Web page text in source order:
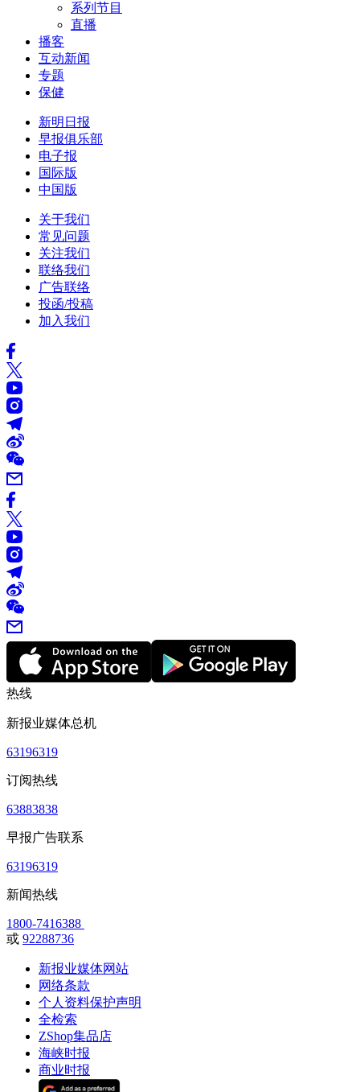
系列节目
直播
播客
互动新闻
专题
保健
新明日报
早报俱乐部
电子报
国际版
中国版
关于我们
常见问题
关注我们
联络我们
广告联络
投函/投稿
加入我们
热线
新报业媒体总机
63196319
订阅热线
63883838
早报广告联系
63196319
新闻热线
1800-7416388
或 92288736
新报业媒体网站
网络条款
个人资料保护声明
全检索
ZShop集品店
海峡时报
商业时报